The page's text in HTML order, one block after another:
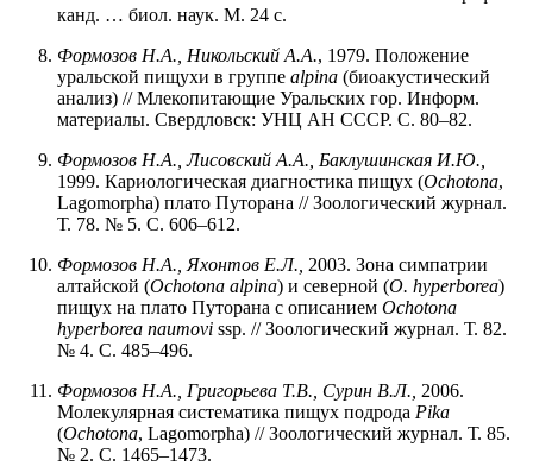
канд. … биол. наук. М. 24 с.
Формозов Н.А., Никольский А.А., 1979. Положение
уральской пищухи в группе alpina (биоакустический
анализ) // Млекопитающие Уральских гор. Информ.
материалы. Свердловск: УНЦ АН СССР. С. 80–82.
Формозов H.А., Лисовский А.А., Баклушинская И.Ю.,
1999. Кариологическая диагностика пищух (Ochotona,
Lagomorpha) плато Путорана // Зоологический журнал.
Т. 78. № 5. С. 606–612.
Формозов H.А., Яхонтов Е.Л., 2003. Зона симпатрии
алтайской (Ochotona alpina) и северной (O. hyperborea)
пищух на плато Путорана с описанием Ochotona
hyperborea naumovi ssp. // Зоологический журнал. Т. 82.
№ 4. С. 485–496.
Формозов H.А., Григорьева Т.В., Сурин В.Л., 2006.
Молекулярная систематика пищух подрода Pika
(Ochotona, Lagomorpha) // Зоологический журнал. Т. 85.
№ 2. С. 1465–1473.